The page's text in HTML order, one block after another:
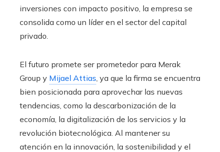
inversiones con impacto positivo, la empresa se
consolida como un líder en el sector del capital
privado.
El futuro promete ser prometedor para Merak
Group y Mijael Attias , ya que la firma se encuentra
bien posicionada para aprovechar las nuevas
tendencias, como la descarbonización de la
economía, la digitalización de los servicios y la
revolución biotecnológica. Al mantener su
atención en la innovación, la sostenibilidad y el